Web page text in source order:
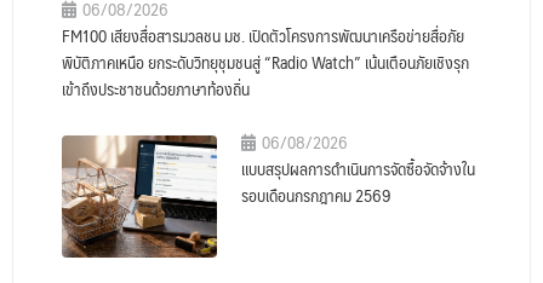
06/08/2026
FM100 เสียงสื่อสารมวลชน มช. เปิดตัวโครงการพัฒนาเครือข่ายสื่อภัย
พิบัติภาคเหนือ ยกระดับวิทยุชุมชนสู่ “Radio Watch” เน้นเตือนภัยเชิงรุก
เข้าถึงประชาชนด้วยภาษาท้องถิ่น
06/08/2026
แบบสรุปผลการดำเนินการจัดซื้อจัดจ้างใน
รอบเดือนกรกฎาคม 2569